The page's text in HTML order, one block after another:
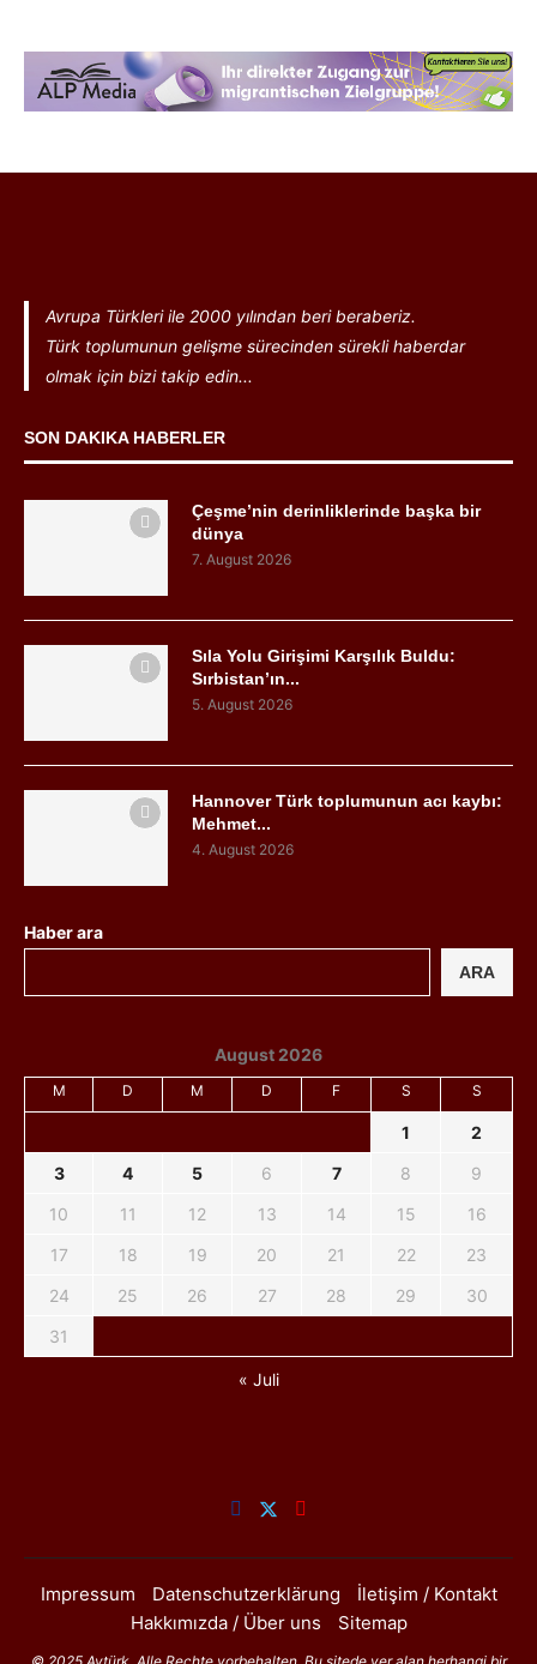
Avrupa Türkleri ile 2000 yılından beri beraberiz.
Türk toplumunun gelişme sürecinden sürekli haberdar
olmak için bizi takip edin...
SON DAKIKA HABERLER
Çeşme’nin derinliklerinde başka bir
dünya
7. August 2026
Sıla Yolu Girişimi Karşılık Buldu:
Sırbistan’ın...
5. August 2026
Hannover Türk toplumunun acı kaybı:
Mehmet...
4. August 2026
Haber ara
ARA
August 2026
M D M D F S S
1
2
3
4 5 6 7 8
9
10
11 12 13 14 15
16
17
18 19 20 21 22
23
24
25 26 27 28 29
30
31
« Juli
Impressum Datenschutzerklärung
İletişim / Kontakt
Hakkımızda / Über uns
Sitemap